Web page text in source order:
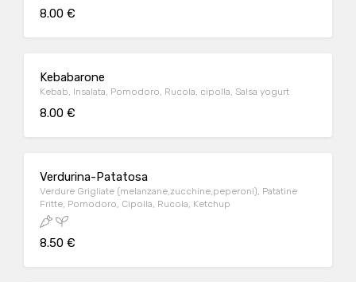
8.00 €
Kebabarone
Kebab, Insalata, Pomodoro, Rucola, cipolla, Salsa yogurt
8.00 €
Verdurina-Patatosa
Verdure Grigliate (melanzane,zucchine,peperoni), Patatine
Fritte, Pomodoro, Cipolla, Rucola, Ketchup
8.50 €